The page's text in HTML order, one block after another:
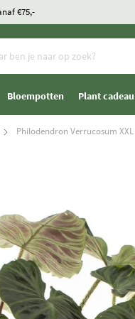
€75,-
Bloempotten Plant cadeau
Philodendron Verrucosum XXL